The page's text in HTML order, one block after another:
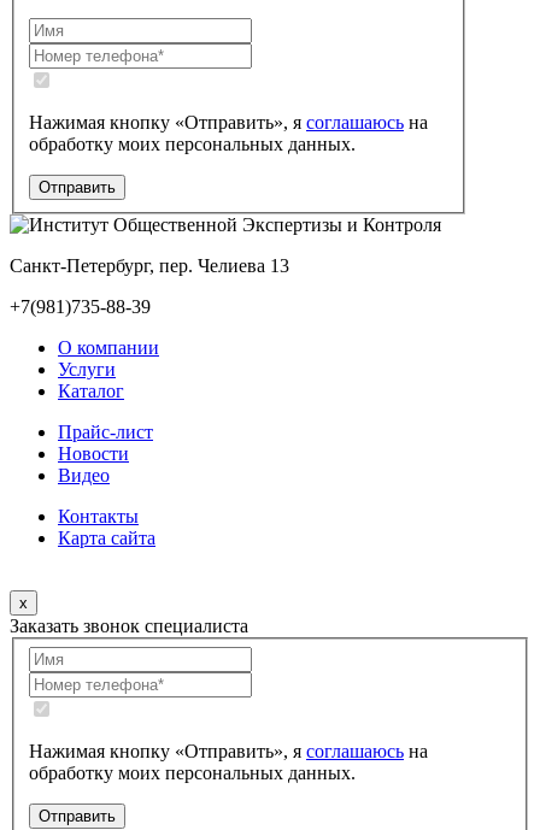
Нажимая кнопку «Отправить», я соглашаюсь на
обработку моих персональных данных.
Санкт-Петербург, пер. Челиева 13
+7(981)735-88-39
О компании
Услуги
Каталог
Прайс-лист
Новости
Видео
Контакты
Карта сайта
x
Заказать звонок специалиста
Нажимая кнопку «Отправить», я соглашаюсь на
обработку моих персональных данных.